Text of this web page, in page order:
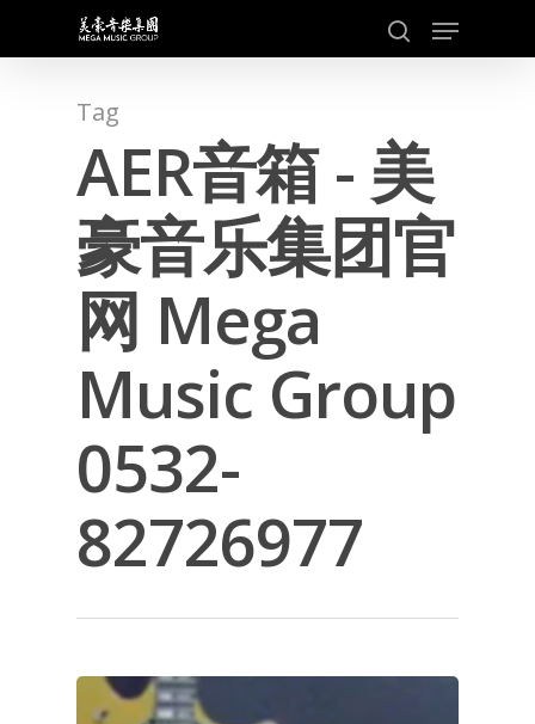
search
Menu
Tag
AER音箱 - 美
豪音乐集团官
网 Mega
Music Group
0532-
82726977